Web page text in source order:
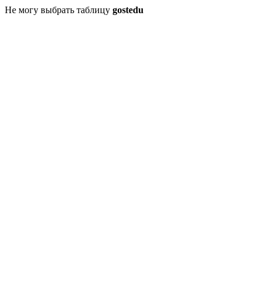
Не могу выбрать таблицу gostedu